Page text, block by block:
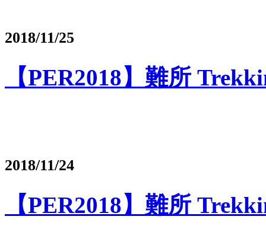
2018/11/25
【PER2018】難所
2018/11/24
【PER2018】難所